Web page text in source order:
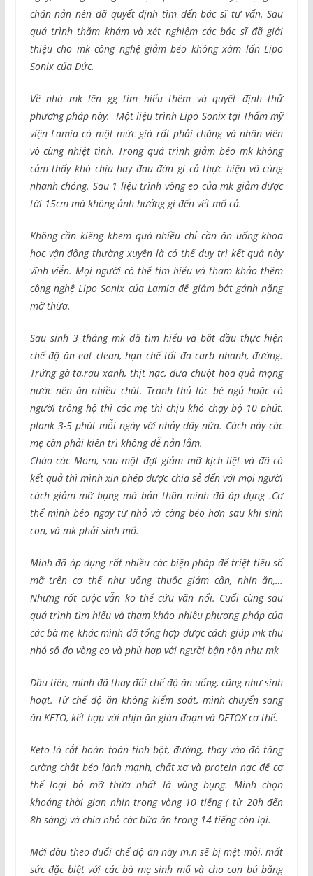
chán nản nên đã quyết định tìm đến bác sĩ tư vấn. Sau
quá trình thăm khám và xét nghiệm các bác sĩ đã giới
thiệu cho mk công nghệ giảm béo không xâm lấn Lipo
Sonix của Đức.
Về nhà mk lên gg tìm hiểu thêm và quyết định thử
phương pháp này. Một liệu trình Lipo Sonix tại Thẩm mỹ
viện Lamia có một mức giá rất phải chăng và nhân viên
vô cùng nhiệt tình. Trong quá trình giảm béo mk không
cảm thấy khó chịu hay đau đớn gì cả thực hiện vô cùng
nhanh chóng. Sau 1 liệu trình vòng eo của mk giảm được
tới 15cm mà không ảnh hưởng gì đến vết mổ cả.
Không cần kiêng khem quá nhiều chỉ cần ăn uống khoa
học vận động thường xuyên là có thể duy trì kết quả này
vĩnh viễn. Mọi người có thể tìm hiểu và tham khảo thêm
công nghệ Lipo Sonix của Lamia để giảm bớt gánh nặng
mỡ thừa.
Sau sinh 3 tháng mk đã tìm hiểu và bắt đầu thực hiện
chế độ ăn eat clean, hạn chế tối đa carb nhanh, đường.
Trứng gà ta,rau xanh, thịt nạc, dưa chuột hoa quả mọng
nước nên ăn nhiều chút. Tranh thủ lúc bé ngủ hoặc có
người trông hộ thì các mẹ thì chịu khó chạy bộ 10 phút,
plank 3-5 phút mỗi ngày với nhảy dây nữa. Cách này các
mẹ cần phải kiên trì không dễ nản lắm.
Chào các Mom, sau một đợt giảm mỡ kịch liệt và đã có
kết quả thì mình xin phép được chia sẻ đến với mọi người
cách giảm mỡ bụng mà bản thân mình đã áp dụng .Cơ
thể mình béo ngay từ nhỏ và càng béo hơn sau khi sinh
con, và mk phải sinh mổ.
Mình đã áp dụng rất nhiều các biện pháp để triệt tiêu số
mỡ trên cơ thể như uống thuốc giảm cân, nhịn ăn,…
Nhưng rốt cuộc vẫn ko thể cứu vãn nổi. Cuối cùng sau
quá trình tìm hiểu và tham khảo nhiều phương pháp của
các bà mẹ khác mình đã tổng hợp được cách giúp mk thu
nhỏ số đo vòng eo và phù hợp với người bận rộn như mk
Đầu tiên, mình đã thay đổi chế độ ăn uống, cũng như sinh
hoạt. Từ chế độ ăn không kiểm soát, mình chuyển sang
ăn KETO, kết hợp với nhịn ăn gián đoạn và DETOX cơ thể.
Keto là cắt hoàn toàn tinh bột, đường, thay vào đó tăng
cường chất béo lành mạnh, chất xơ và protein nạc để cơ
thể loại bỏ mỡ thừa nhất là vùng bụng. Mình chọn
khoảng thời gian nhịn trong vòng 10 tiếng ( từ 20h đến
8h sáng) và chia nhỏ các bữa ăn trong 14 tiếng còn lại.
Mới đầu theo đuổi chế độ ăn này m.n sẽ bị mệt mỏi, mất
sức đặc biệt với các bà mẹ sinh mổ và cho con bú bằng